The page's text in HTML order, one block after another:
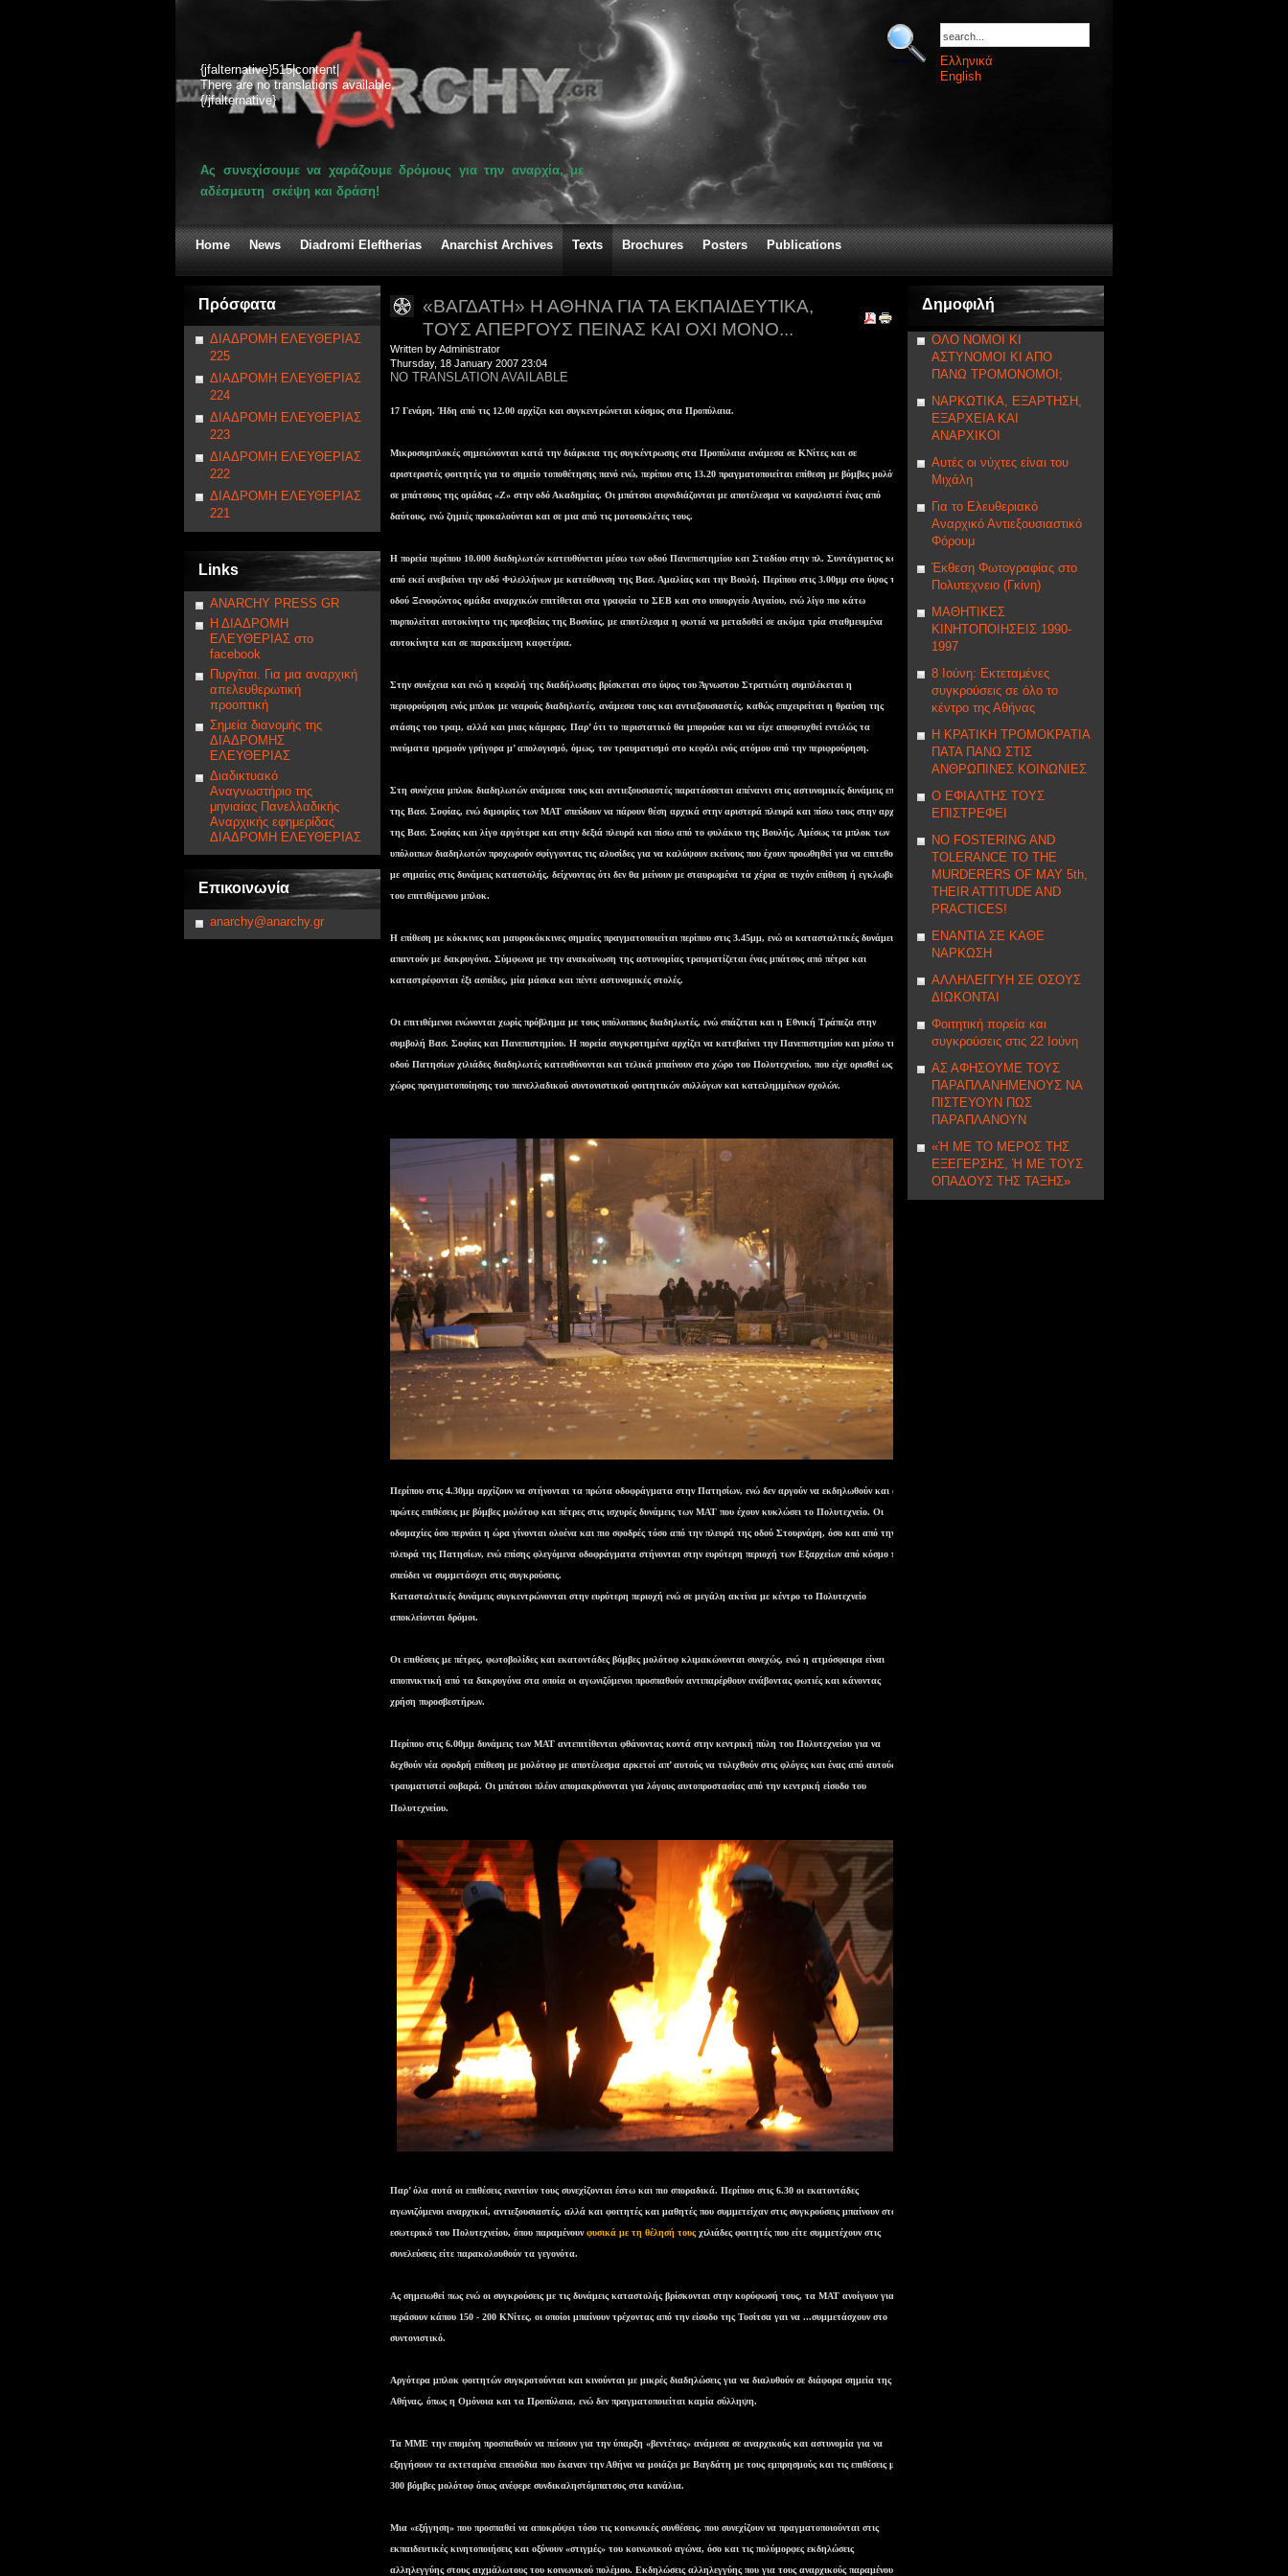
Ελληνικά
English
{jfalternative}515|content|
There are no translations available.
{/jfalternative}
Ας συνεχίσουμε να χαράζουμε δρόμους για την αναρχία, με
αδέσμευτη σκέψη και δράση!
Home News Diadromi Eleftherias Anarchist Archives Texts Brochures Posters Publications
Πρόσφατα
ΔΙΑΔΡΟΜΗ ΕΛΕΥΘΕΡΙΑΣ
225
ΔΙΑΔΡΟΜΗ ΕΛΕΥΘΕΡΙΑΣ
224
ΔΙΑΔΡΟΜΗ ΕΛΕΥΘΕΡΙΑΣ
223
ΔΙΑΔΡΟΜΗ ΕΛΕΥΘΕΡΙΑΣ
222
ΔΙΑΔΡΟΜΗ ΕΛΕΥΘΕΡΙΑΣ
221
Links
ANARCHY PRESS GR
Η ΔΙΑΔΡΟΜΗ
ΕΛΕΥΘΕΡΙΑΣ στο
facebook
Πυργῖται. Για μια αναρχική
απελευθερωτική
προοπτική
Σημεία διανομής της
ΔΙΑΔΡΟΜΗΣ
ΕΛΕΥΘΕΡΙΑΣ
Διαδικτυακό
Αναγνωστήριο της
μηνιαίας Πανελλαδικής
Αναρχικής εφημερίδας
ΔΙΑΔΡΟΜΗ ΕΛΕΥΘΕΡΙΑΣ
Επικοινωνία
anarchy@anarchy.gr
«ΒΑΓΔΑΤΗ» Η ΑΘΗΝΑ ΓΙΑ ΤΑ ΕΚΠΑΙΔΕΥΤΙΚΑ,
ΤΟΥΣ ΑΠΕΡΓΟΥΣ ΠΕΙΝΑΣ ΚΑΙ ΟΧΙ ΜΟΝΟ...
Written by Administrator
Thursday, 18 January 2007 23:04
NO TRANSLATION AVAILABLE
17 Γενάρη.Ήδη από τις 12.00 αρχίζει και συγκεντρώνεται κόσμος στα Προπύλαια.
Μικροσυμπλοκές σημειώνονται κατά την διάρκεια της συγκέντρωσης στα Προπύλαια ανάμεσα σε KNίτες και σε
αριστεριστές φοιτητές για το σημείο τοποθέτησης πανό ενώ, περίπου στις 13.20 πραγματοποιείται επίθεση με βόμβες μολότοφ
σε μπάτσους της ομάδας «Ζ» στην οδό Ακαδημίας. Οι μπάτσοι αιφνιδιάζονται με αποτέλεσμα να καψαλιστεί ένας από
δαύτους, ενώ ζημιές προκαλούνται και σε μια από τις μοτοσικλέτες τους.
Η πορεία περίπου 10.000 διαδηλωτών κατευθύνεται μέσω των οδού Πανεπιστημίου και Σταδίου στην πλ. Συντάγματος και
από εκεί ανεβαίνει την οδό Φιλελλήνων με κατεύθυνση της Βασ. Αμαλίας και την Βουλή. Περίπου στις 3.00μμ στο ύψος της
οδού Ξενοφώντος ομάδα αναρχικών επιτίθεται στα γραφεία το ΣΕΒ και στο υπουργείο Αιγαίου, ενώ λίγο πιο κάτω
πυρπολείται αυτοκίνητο της πρεσβείας της Βοσνίας, με αποτέλεσμα η φωτιά να μεταδοθεί σε ακόμα τρία σταθμευμένα
αυτοκίνητα και σε παρακείμενη καφετέρια.
Στην συνέχεια και ενώ η κεφαλή της διαδήλωσης βρίσκεται στο ύψος του Άγνωστου Στρατιώτη συμπλέκεται η
περιφρούρηση ενός μπλοκ με νεαρούς διαδηλωτές, ανάμεσα τους και αντιεξουσιαστές, καθώς επιχειρείται η θραύση της
στάσης του τραμ, αλλά και μιας κάμερας. Παρ’ ότι το περιστατικό θα μπορούσε και να είχε αποφευχθεί εντελώς τα
πνεύματα ηρεμούν γρήγορα μ’ απολογισμό, όμως, τον τραυματισμό στο κεφάλι ενός ατόμου από την περιφρούρηση.
Στη συνέχεια μπλοκ διαδηλωτών ανάμεσα τους και αντιεξουσιαστές παρατάσσεται απέναντι στις αστυνομικές δυνάμεις επί
της Βασ. Σοφίας, ενώ διμοιρίες των ΜΑΤ σπεύδουν να πάρουν θέση αρχικά στην αριστερά πλευρά και πίσω τους στην αρχή
της Βασ. Σοφίας και λίγο αργότερα και στην δεξιά πλευρά και πίσω από το φυλάκιο της Βουλής. Αμέσως τα μπλοκ των
υπόλοιπων διαδηλωτών προχωρούν σφίγγοντας τις αλυσίδες για να καλύψουν εκείνους που έχουν προωθηθεί για να επιτεθούν
με σημαίες στις δυνάμεις καταστολής, δείχνοντας ότι δεν θα μείνουν με σταυρωμένα τα χέρια σε τυχόν επίθεση ή εγκλωβισμό
του επιτιθέμενου μπλοκ.
Η επίθεση με κόκκινες και μαυροκόκκινες σημαίες πραγματοποιείται περίπου στις 3.45μμ, ενώ οι κατασταλτικές δυνάμεις
απαντούν με δακρυγόνα. Σύμφωνα με την ανακοίνωση της αστυνομίας τραυματίζεται ένας μπάτσος από πέτρα και
καταστρέφονται έξι ασπίδες, μία μάσκα και πέντε αστυνομικές στολές.
Οι επιτιθέμενοι ενώνονται χωρίς πρόβλημα με τους υπόλοιπους διαδηλωτές, ενώ σπάζεται και η Εθνική Τράπεζα στην
συμβολή Βασ. Σοφίας και Πανεπιστημίου. Η πορεία συγκροτημένα αρχίζει να κατεβαίνει την Πανεπιστημίου και μέσω της
οδού Πατησίων χιλιάδες διαδηλωτές κατευθύνονται και τελικά μπαίνουν στο χώρο του Πολυτεχνείου, που είχε ορισθεί ως
χώρος πραγματοποίησης του πανελλαδικού συντονιστικού φοιτητικών συλλόγων και κατειλημμένων σχολών.
Περίπου στις 4.30μμ αρχίζουν να στήνονται τα πρώτα οδοφράγματα στην Πατησίων, ενώ δεν αργούν να εκδηλωθούν και οι
πρώτες επιθέσεις με βόμβες μολότοφ και πέτρες στις ισχυρές δυνάμεις των ΜΑΤ που έχουν κυκλώσει το Πολυτεχνείο. Οι
οδομαχίες όσο περνάει η ώρα γίνονται ολοένα και πιο σφοδρές τόσο από την πλευρά της οδού Στουρνάρη, όσο και από την
πλευρά της Πατησίων, ενώ επίσης φλεγόμενα οδοφράγματα στήνονται στην ευρύτερη περιοχή των Εξαρχείων από κόσμο που
σπεύδει να συμμετάσχει στις συγκρούσεις.
Κατασταλτικές δυνάμεις συγκεντρώνονται στην ευρύτερη περιοχή ενώ σε μεγάλη ακτίνα με κέντρο το Πολυτεχνείο
αποκλείονται δρόμοι.
Οι επιθέσεις με πέτρες, φωτοβολίδες και εκατοντάδες βόμβες μολότοφ κλιμακώνονται συνεχώς, ενώ η ατμόσφαιρα είναι
αποπνικτική από τα δακρυγόνα στα οποία οι αγωνιζόμενοι προσπαθούν αντιπαρέρθουν ανάβοντας φωτιές και κάνοντας
χρήση πυροσβεστήρων.
Περίπου στις 6.00μμ δυνάμεις των ΜΑΤ αντεπιτίθενται φθάνοντας κοντά στην κεντρική πύλη του Πολυτεχνείου για να
δεχθούν νέα σφοδρή επίθεση με μολότοφ με αποτέλεσμα αρκετοί απ’ αυτούς να τυλιχθούν στις φλόγες και ένας από αυτούς να
τραυματιστεί σοβαρά. Οι μπάτσοι πλέον απομακρύνονται για λόγους αυτοπροστασίας από την κεντρική είσοδο του
Πολυτεχνείου.
Παρ’ όλα αυτά οι επιθέσεις εναντίον τους συνεχίζονται έστω και πιο σποραδικά. Περίπου στις 6.30 οι εκατοντάδες
αγωνιζόμενοι αναρχικοί, αντιεξουσιαστές, αλλά και φοιτητές και μαθητές που συμμετείχαν στις συγκρούσεις μπαίνουν στο
εσωτερικό του Πολυτεχνείου, όπου παραμένουνφυσικά με τη θέλησή τους χιλιάδες φοιτητές που είτε συμμετέχουν στις
συνελεύσεις είτε παρακολουθούν τα γεγονότα.
Ας σημειωθεί πως ενώ οι συγκρούσεις με τις δυνάμεις καταστολής βρίσκονται στην κορύφωσή τους, τα ΜΑΤ ανοίγουν για να
περάσουν κάπου 150 - 200 ΚΝίτες, οι οποίοι μπαίνουν τρέχοντας από την είσοδο της Τοσίτσα γαι να ...συμμετάσχουν στο
συντονιστικό.
Αργότερα μπλοκ φοιτητών συγκροτούνται και κινούνται με μικρές διαδηλώσεις για να διαλυθούν σε διάφορα σημεία της
Αθήνας, όπως η Ομόνοια και τα Προπύλαια, ενώ δεν πραγματοποιείται καμία σύλληψη.
Τα ΜΜΕ την επομένη προσπαθούν να πείσουν για την ύπαρξη «βεντέτας» ανάμεσα σε αναρχικούς και αστυνομία για να
εξηγήσουν τα εκτεταμένα επεισόδια που έκαναν την Αθήνα να μοιάζει με Βαγδάτη με τους εμπρησμούς και τις επιθέσεις με
300 βόμβες μολότοφ όπως ανέφερε συνδικαληστόμπατσος στα κανάλια.
Μια «εξήγηση» που προσπαθεί να αποκρύψει τόσο τις κοινωνικές συνθέσεις, που συνεχίζουν να πραγματοποιούνται στις
εκπαιδευτικές κινητοποιήσεις και οξύνουν «στιγμές» του κοινωνικού αγώνα, όσο και τις πολύμορφες εκδηλώσεις
αλληλεγγύης στους αιχμάλωτους του κοινωνικού πολέμου. Εκδηλώσεις αλληλεγγύης που για τους αναρχικούς παραμένουν
Δημοφιλή
ΟΛΟ ΝΟΜΟΙ ΚΙ
ΑΣΤΥΝΟΜΟΙ ΚΙ ΑΠΟ
ΠΑΝΩ ΤΡΟΜΟΝΟΜΟΙ;
ΝΑΡΚΩΤΙΚΑ, ΕΞΑΡΤΗΣΗ,
ΕΞΑΡΧΕΙΑ ΚΑΙ
ΑΝΑΡΧΙΚΟΙ
Αυτές οι νύχτες είναι του
Μιχάλη
Για το Ελευθεριακό
Αναρχικό Αντιεξουσιαστικό
Φόρουμ
Έκθεση Φωτογραφίας στο
Πολυτεχνειο (Γκίνη)
ΜΑΘΗΤΙΚΕΣ
ΚΙΝΗΤΟΠΟΙΗΣΕΙΣ 1990-
1997
8 Ιούνη: Εκτεταμένες
συγκρούσεις σε όλο το
κέντρο της Αθήνας
Η ΚΡΑΤΙΚΗ ΤΡΟΜΟΚΡΑΤΙΑ
ΠΑΤΑ ΠΑΝΩ ΣΤΙΣ
ΑΝΘΡΩΠΙΝΕΣ ΚΟΙΝΩΝΙΕΣ
Ο ΕΦΙΑΛΤΗΣ ΤΟΥΣ
ΕΠΙΣΤΡΕΦΕΙ
NΟ FOSTERING AND
TOLERANCE TO THE
MURDERERS OF MAY 5th,
THEIR ATTITUDE AND
PRACTICES!
ΕΝΑΝΤΙΑ ΣΕ ΚΑΘΕ
ΝΑΡΚΩΣΗ
ΑΛΛΗΛΕΓΓΥΗ ΣE ΟΣΟΥΣ
ΔΙΩΚΟΝΤΑΙ
Φοιτητική πορεία και
συγκρούσεις στις 22 Ιούνη
ΑΣ ΑΦΗΣΟΥΜΕ ΤΟΥΣ
ΠΑΡΑΠΛΑΝΗΜΕΝΟΥΣ ΝΑ
ΠΙΣΤΕΥΟΥΝ ΠΩΣ
ΠΑΡΑΠΛΑΝΟΥΝ
«Ή ΜΕ ΤΟ ΜΕΡΟΣ ΤΗΣ
ΕΞΕΓΕΡΣΗΣ, Ή ΜΕ ΤΟΥΣ
ΟΠΑΔΟΥΣ ΤΗΣ ΤΑΞΗΣ»